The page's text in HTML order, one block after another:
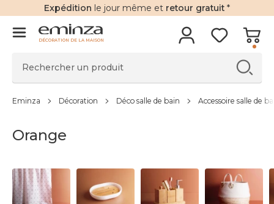
Expédition le jour même et retour gratuit *
DÉCORATION DE LA MAISON
Eminza Décoration Déco salle de bain Accessoire salle de
Orange